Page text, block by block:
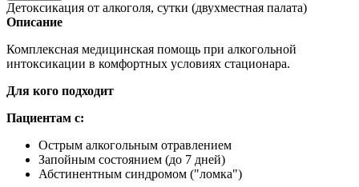
Детоксикация от алкоголя, сутки (двухместная палата)
Описание
Комплексная медицинская помощь при алкогольной
интоксикации в комфортных условиях стационара.
Для кого подходит
Пациентам с:
Острым алкогольным отравлением
Запойным состоянием (до 7 дней)
Абстинентным синдромом ("ломка")